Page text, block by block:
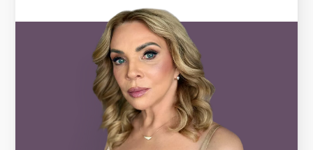
2.85 g
VÁHA